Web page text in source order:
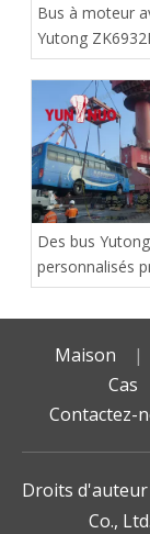
Bus à moteur
Yutong
neuf |
Des bus Yutong
personnalisés
expédiés en
Maison |
Cas
Contactez-
Droits
Co.,